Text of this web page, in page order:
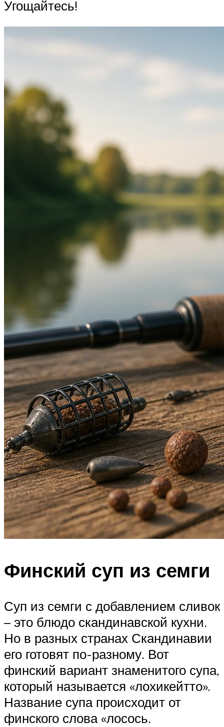
Угощайтесь!
Финский суп из семги
Суп из семги с добавлением сливок
– это блюдо скандинавской кухни.
Но в разных странах Скандинавии
его готовят по-разному. Вот
финский вариант знаменитого супа,
который называется «лохикейтто».
Название супа происходит от
финского слова «лосось.